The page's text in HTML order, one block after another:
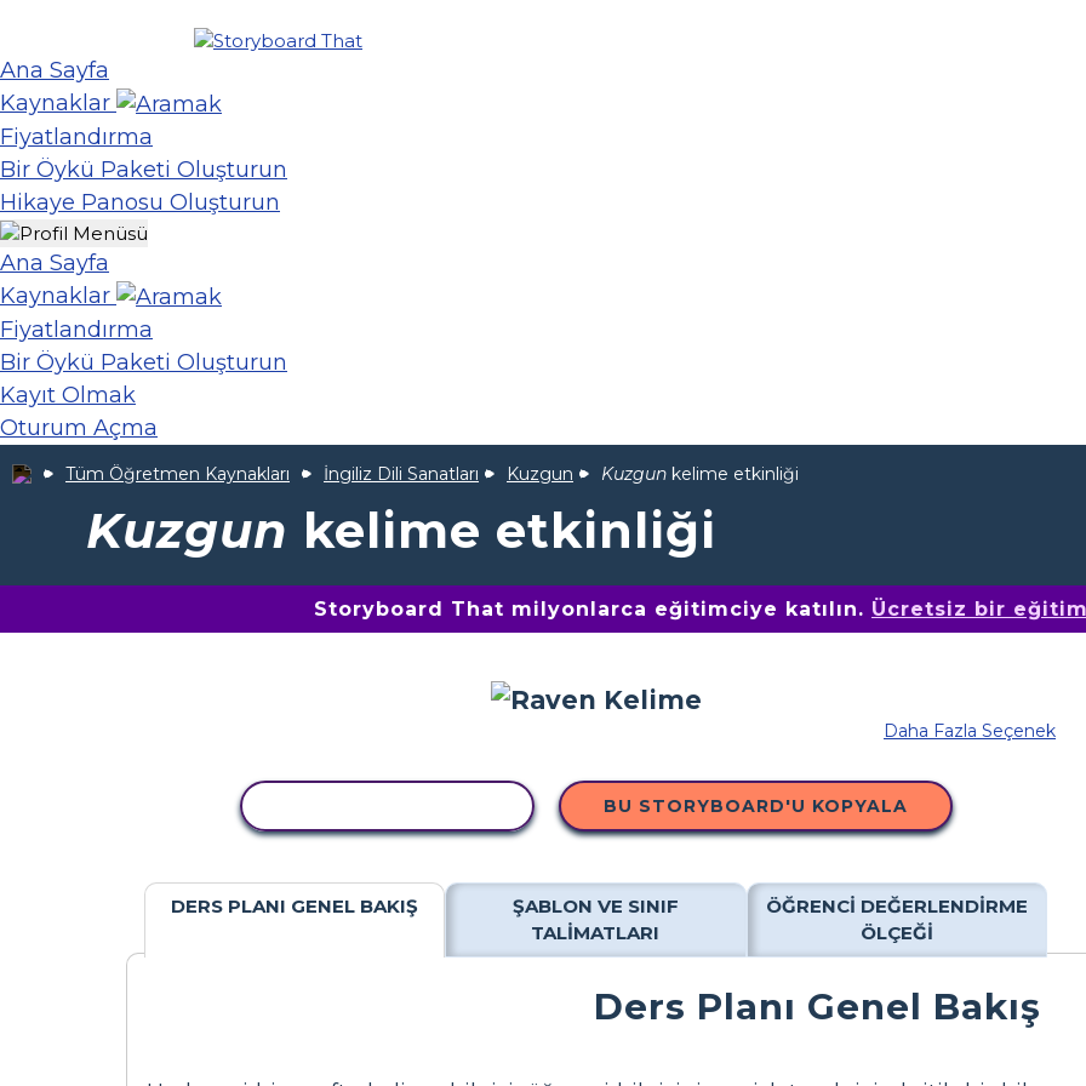
Ana Sayfa
Kaynaklar
Fiyatlandırma
Bir Öykü Paketi Oluşturun
Hikaye Panosu Oluşturun
Ana Sayfa
Kaynaklar
Fiyatlandırma
Bir Öykü Paketi Oluşturun
Kayıt Olmak
Oturum Açma
Tüm Öğretmen Kaynakları İngiliz Dili Sanatları Kuzgun Kuzgun kelime etkinliği
Kuzgun kelime etkinliği
Storyboard That milyonlarca eğitimciye katılın. Ücretsiz bir
Daha Fazla Seçenek
BU STORYBOARD'U KOPYALA
DERS PLANI GENEL BAKIŞ
ŞABLON VE SINIF
TALIMATLARI
ÖĞRENCI DEĞERLENDIRME
ÖLÇEĞI
Ders Planı Genel Bakış